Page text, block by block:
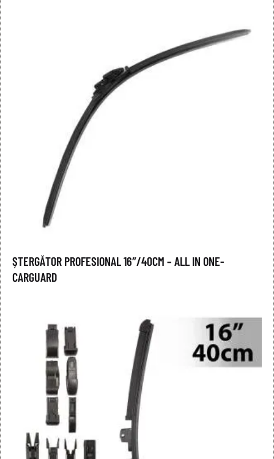
ȘTERGĂTOR PROFESIONAL 16″/40CM – ALL IN ONE-
CARGUARD